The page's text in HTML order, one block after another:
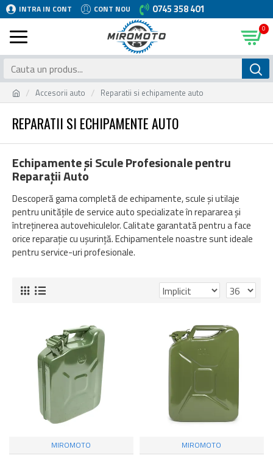
INTRA IN CONT CONT NOU 0745 358 401
0
Accesorii auto Reparatii si echipamente auto
REPARATII SI ECHIPAMENTE AUTO
Echipamente și Scule Profesionale pentru
Reparații Auto
Descoperă gama completă de echipamente, scule și utilaje
pentru unitățile de service auto specializate în repararea și
întreținerea autovehiculelor. Calitate garantată pentru a face
orice reparație cu ușurință. Echipamentele noastre sunt ideale
pentru service-uri profesionale.
MIROMOTO MIROMOTO